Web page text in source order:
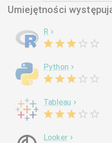
Umiejętności
R
Python
Tableau
Looker